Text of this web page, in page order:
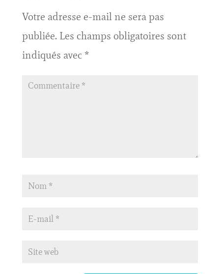
Votre adresse e-mail ne sera pas
publiée. Les champs obligatoires sont
indiqués avec *